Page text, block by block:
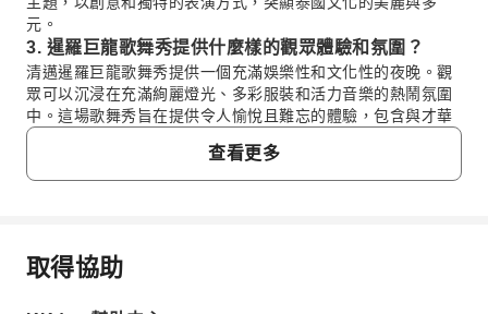
元。
3. 暹羅巨龍歌舞秀提供什麼樣的觀眾體驗和氛圍？
清邁暹羅巨龍歌舞秀提供一個充滿娛樂性和文化性的夜晚。觀
眾可以沉浸在充滿絢麗燈光、多彩服裝和活力音樂的熱鬧氛圍
中。這場歌舞秀旨在提供令人愉悅且難忘的體驗，包含與才華
橫溢的表演者之間的互動時刻，以及在清邁獨一無二的文化盛
4. 暹羅巨龍歌舞秀如何區別於泰國其他歌舞秀？
強調敘事和創意，透過一系列令人驚豔且富藝術性的表演來呈
現泰國的故事。該演出透過精緻的製作和互動元素，展現其變
查看更多
常見問題
取得協助